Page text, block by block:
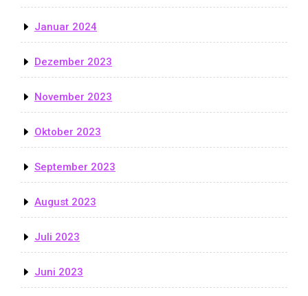
Januar 2024
Dezember 2023
November 2023
Oktober 2023
September 2023
August 2023
Juli 2023
Juni 2023